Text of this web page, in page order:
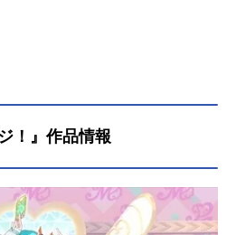
！』作品情報